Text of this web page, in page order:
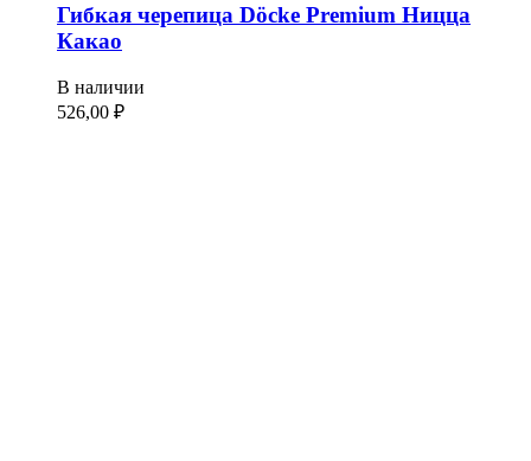
Гибкая черепица Döcke Premium Ницца
Какао
В наличии
526,00 ₽